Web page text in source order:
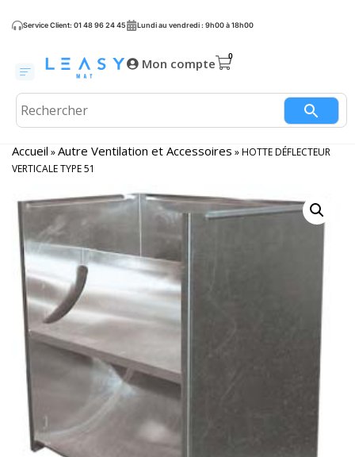
Service Client: 01 48 96 24 45 Lundi au vendredi : 9h00 à 18h00
Mon compte
Accueil »Autre Ventilation et Accessoires »HOTTE DÉFLECTEUR
VERTICALE TYPE 51